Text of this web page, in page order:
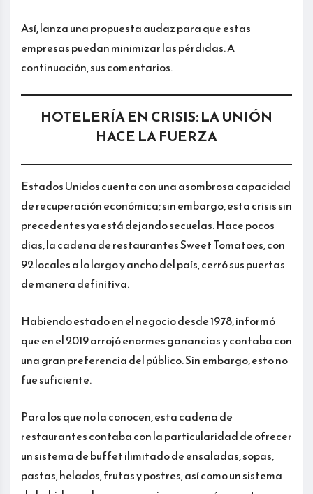
Así, lanza una propuesta audaz para que estas
empresas puedan minimizar las pérdidas. A
continuación, sus comentarios.
HOTELERÍA EN CRISIS: LA UNIÓN
HACE LA FUERZA
Estados Unidos cuenta con una asombrosa capacidad
de recuperación económica; sin embargo, esta crisis sin
precedentes ya está dejando secuelas. Hace pocos
días, la cadena de restaurantes Sweet Tomatoes, con
92 locales a lo largo y ancho del país, cerró sus puertas
de manera definitiva.
Habiendo estado en el negocio desde 1978, informó
que en el 2019 arrojó enormes ganancias y contaba con
una gran preferencia del público. Sin embargo, esto no
fue suficiente.
Para los que no la conocen, esta cadena de
restaurantes contaba con la particularidad de ofrecer
un sistema de buffet ilimitado de ensaladas, sopas,
pastas, helados, frutas y postres, así como un sistema